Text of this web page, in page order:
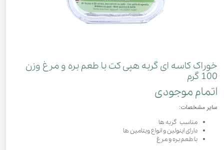
خوراک کاسه ای گربه هپی کت با طعم بره و مرغ وزن
100 گرم
اتمام موجودی
سایر مشخصات:
مناسب گربه ها
دارای اینولین و انواع ویتامین ها
با طعم بره و مرغ